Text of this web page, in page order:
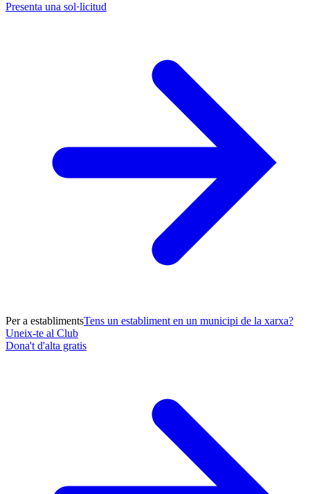
Presenta una sol·licitud
Per a establimentsTens un establiment en un municipi de la xarxa?
Uneix-te al Club
Dona't d'alta gratis